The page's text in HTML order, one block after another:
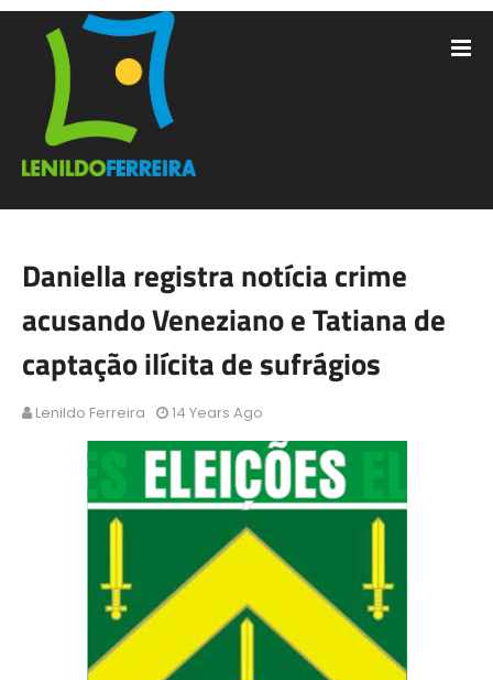
Daniella registra notícia crime
acusando Veneziano e Tatiana de
captação ilícita de sufrágios
Lenildo Ferreira 14 Years Ago